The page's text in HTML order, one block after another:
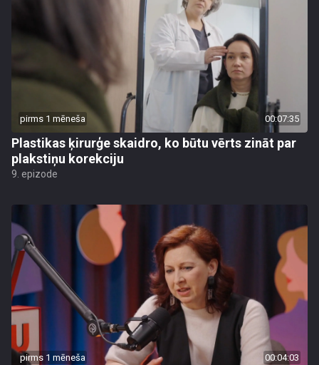
pirms 1 mēneša 00:07:35
Plastikas ķirurģe skaidro, ko būtu vērts zināt par
plakstiņu korekciju
9. epizode
pirms 1 mēneša 00:04:03